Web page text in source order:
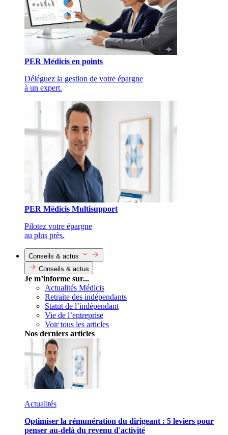
PER Médicis en points
Déléguez la gestion de votre épargne
à un expert.
PER Médicis Multisupport
Pilotez votre épargne
au plus près.
Conseils & actus
Conseils & actus
Je m’informe sur...
Actualités Médicis
Retraite des indépendants
Statut de l’indépendant
Vie de l’entreprise
Voir tous les articles
Nos derniers articles
Actualités
Optimiser la rémunération du dirigeant : 5 leviers pour
penser au-delà du revenu d'activité